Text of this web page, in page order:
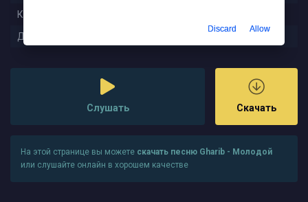
Качество:
Дата релиза:
Слушать Скачать
На этой странице вы можете скачать песню Gharib - Молодой
или слушайте онлайн в хорошем качестве
Discard Allow